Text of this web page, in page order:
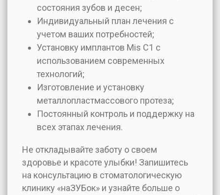
состояния зубов и десен;
Индивидуальный план лечения с
учетом ваших потребностей;
Установку имплантов Mis C1 с
использованием современных
технологий;
Изготовление и установку
металлопластмассового протеза;
Постоянный контроль и поддержку на
всех этапах лечения.
Не откладывайте заботу о своем
здоровье и красоте улыбки! Запишитесь
на консультацию в стоматологическую
клинику «наЗУБок» и узнайте больше о